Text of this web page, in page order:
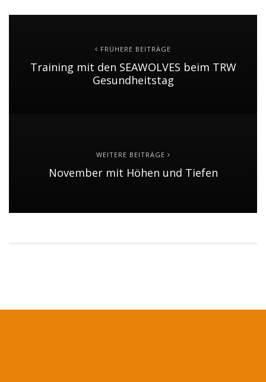
FRÜHERE BEITRÄGE
Training mit den SEAWOLVES beim TRW
Gesundheitstag
WEITERE BEITRÄGE
November mit Höhen und Tiefen